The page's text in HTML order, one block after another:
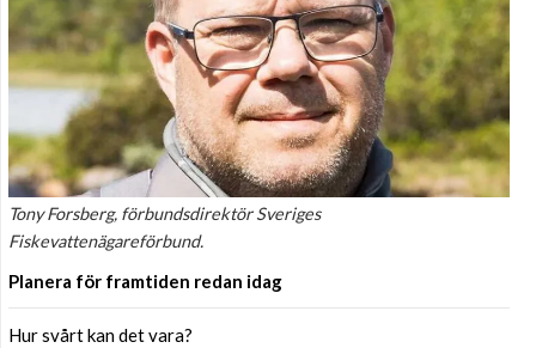
Tony Forsberg, förbundsdirektör Sveriges
Fiskevattenägareförbund.
Planera för framtiden redan idag
Hur svårt kan det vara?